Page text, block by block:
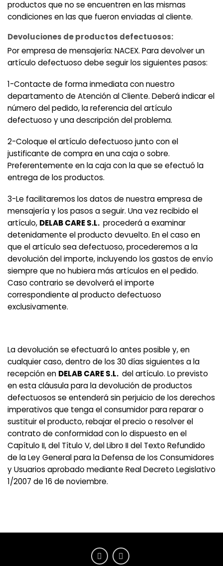
productos que no se encuentren en las mismas
condiciones en las que fueron enviadas al cliente.
Devoluciones de productos defectuosos:
Por empresa de mensajería: NACEX. Para devolver un
artículo defectuoso debe seguir los siguientes pasos:
1-Contacte de forma inmediata con nuestro
departamento de Atención al Cliente. Deberá indicar el
número del pedido, la referencia del artículo
defectuoso y una descripción del problema.
2-Coloque el artículo defectuoso junto con el
justificante de compra en una caja o sobre.
Preferentemente en la caja con la que se efectuó la
entrega de los productos.
3-Le facilitaremos los datos de nuestra empresa de
mensajería y los pasos a seguir. Una vez recibido el
artículo, DELAB CARE S.L. procederá a examinar
detenidamente el producto devuelto. En el caso en
que el artículo sea defectuoso, procederemos a la
devolución del importe, incluyendo los gastos de envío
siempre que no hubiera más artículos en el pedido.
Caso contrario se devolverá el importe
correspondiente al producto defectuoso
exclusivamente.
La devolución se efectuará lo antes posible y, en
cualquier caso, dentro de los 30 días siguientes a la
recepción en DELAB CARE S.L. del artículo. Lo previsto
en esta cláusula para la devolución de productos
defectuosos se entenderá sin perjuicio de los derechos
imperativos que tenga el consumidor para reparar o
sustituir el producto, rebajar el precio o resolver el
contrato de conformidad con lo dispuesto en el
Capítulo II, del Título V, del Libro II del Texto Refundido
de la Ley General para la Defensa de los Consumidores
y Usuarios aprobado mediante Real Decreto Legislativo
1/2007 de 16 de noviembre.